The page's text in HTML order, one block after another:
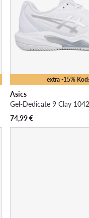
extra -15%
Asics
74,99€